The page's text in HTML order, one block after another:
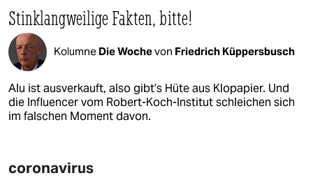
Stinklangweilige Fakten, bitte!
Kolumne Die Wochevon Friedrich Küppersbusch
Alu ist ausverkauft, also gibt’s Hüte aus Klopapier. Und
die Influencer vom Robert-Koch-Institut schleichen sich
im falschen Moment davon.
coronavirus